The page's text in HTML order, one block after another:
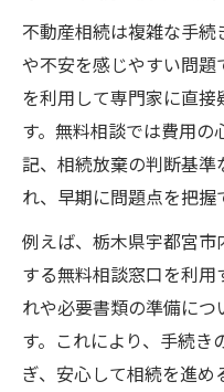
不動産相続は複雑な手
や不安を感じやすい問
を利用して専門家に直
す。無料相談では費用
記、相続放棄の判断基
れ、早期に問題点を把握
例えば、栃木県宇都宮
する無料相談窓口を利
れや必要書類の準備につ
す。これにより、手続
ぎ、安心して相続を進め